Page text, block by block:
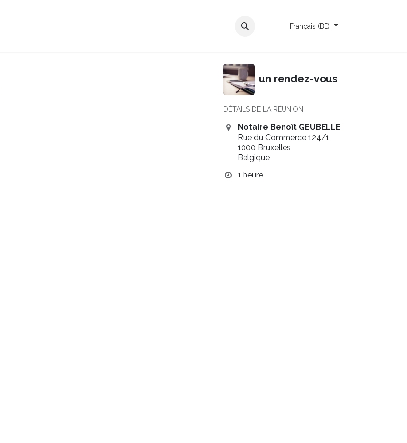
Rendez-vous Français (BE)
un rendez-vous
DÉTAILS DE LA RÉUNION
Notaire Benoît GEUBELLE
Rue du Commerce 124/1
1000 Bruxelles
Belgique
1 heure